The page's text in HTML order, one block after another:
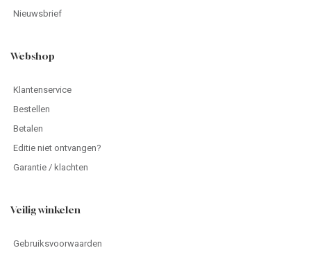
Nieuwsbrief
Webshop
Klantenservice
Bestellen
Betalen
Editie niet ontvangen?
Garantie / klachten
Veilig winkelen
Gebruiksvoorwaarden